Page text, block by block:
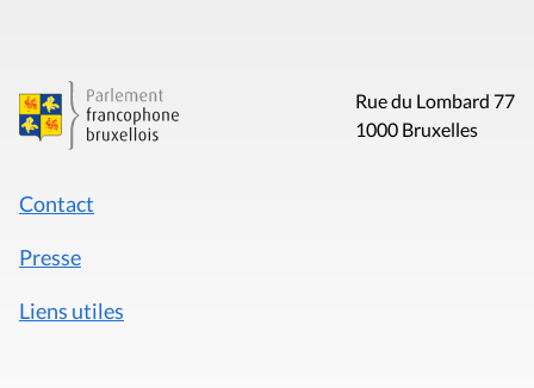
Rue du Lombard 77
1000 Bruxelles
Contact
Presse
Liens utiles